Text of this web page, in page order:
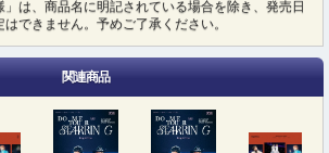
は、商品名に明記されている場合を除き、発売日
できません。予めご了承ください。
関連商品